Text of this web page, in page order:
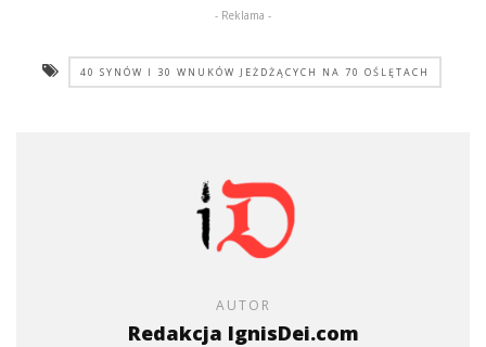
- Reklama -
40 SYNÓW I 30 WNUKÓW JEŻDŻĄCYCH NA 70 OŚLĘTACH
AUTOR
Redakcja IgnisDei.com